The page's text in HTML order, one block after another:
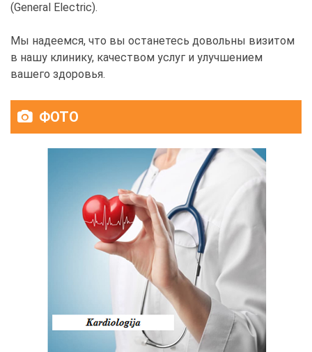
(General Electric).
Мы надеемся, что вы останетесь довольны визитом
в нашу клинику, качеством услуг и улучшением
вашего здоровья.
ФОТО